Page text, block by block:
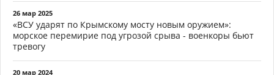
26 мар 2025
«ВСУ ударят по Крымскому мосту новым оружием»:
морское перемирие под угрозой срыва - военкоры бьют
тревогу
20 мар 2024